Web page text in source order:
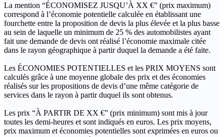
La mention “ÉCONOMISEZ JUSQU’À XX €” (prix maximum)
correspond à l’économie potentielle calculée en établissant une
fourchette entre la proposition de devis la plus élevée et la plus basse
au sein de laquelle un minimum de 25 % des automobilistes ayant
fait une demande de devis ont réalisé l’économie maximale citée
dans le rayon géographique à partir duquel la demande a été faite.
Les ÉCONOMIES POTENTIELLES et les PRIX MOYENS sont
calculés grâce à une moyenne globale des prix et des économies
réalisés sur les propositions de devis d’une même catégorie de
services dans le rayon à partir duquel ils sont obtenus.
Les prix “À PARTIR DE XX €” (prix minimum) sont mis à jour
toutes les demi-heures et sont indiqués en euros. Les prix moyens,
prix maximum et économies potentielles sont exprimées en euros ou